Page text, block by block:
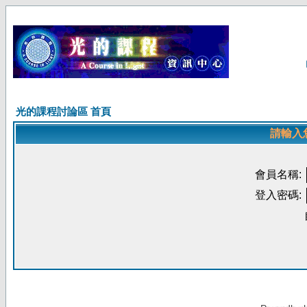
光的課程討論區 首頁
請輸入
會員名稱:
登入密碼: